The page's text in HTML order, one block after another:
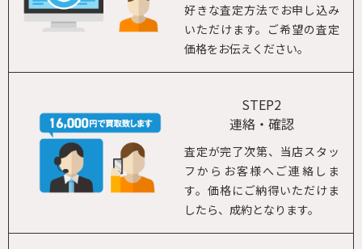
好きな査定方法でお申し込み
いただけます。ご希望の査定
価格をお伝えください。
STEP2
連絡・確認
査定が完了次第、当店スタッ
フからお客様へご連絡しま
す。価格にご納得いただけま
したら、成約となります。